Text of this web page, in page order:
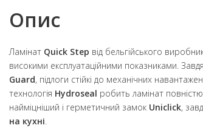
Опис
Ламінат Quick Step від бельгійського
високими експлуатаційними показниками.
Guard, підлоги стійкі до механічних
технологія Hydroseal робить ламінат
найміцніший і герметичний замок Uniclick,
на кухні.